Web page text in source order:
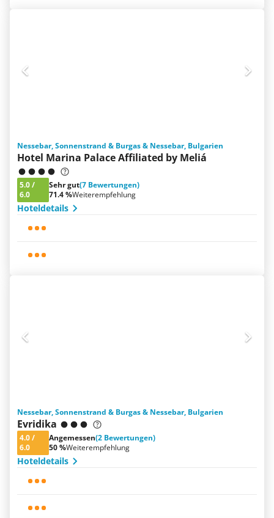
Nessebar, Sonnenstrand & Burgas & Nessebar, Bulgarien
Hotel Marina Palace Affiliated by Meliá
5.0/
6.0
Sehr gut(7 Bewertungen)
71.4 %Weiterempfehlung
Hoteldetails
Nessebar, Sonnenstrand & Burgas & Nessebar, Bulgarien
Evridika
4.0/
6.0
Angemessen(2 Bewertungen)
50 %Weiterempfehlung
Hoteldetails